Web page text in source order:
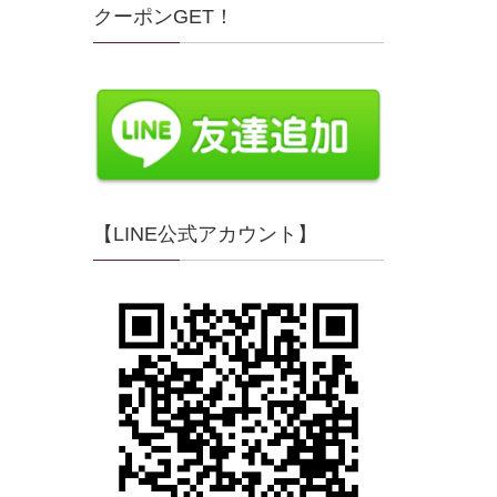
クーポンGET！
【LINE公式アカウント】